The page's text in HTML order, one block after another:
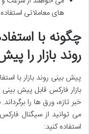
های معاملاتی استفاده
چگونه با
روند بازار را
پیش بینی روند بازار با
بازار فارکس قابل پیش
خبر تازه، ورق ها را
می توانید از سیگنال
استفاده کنید: